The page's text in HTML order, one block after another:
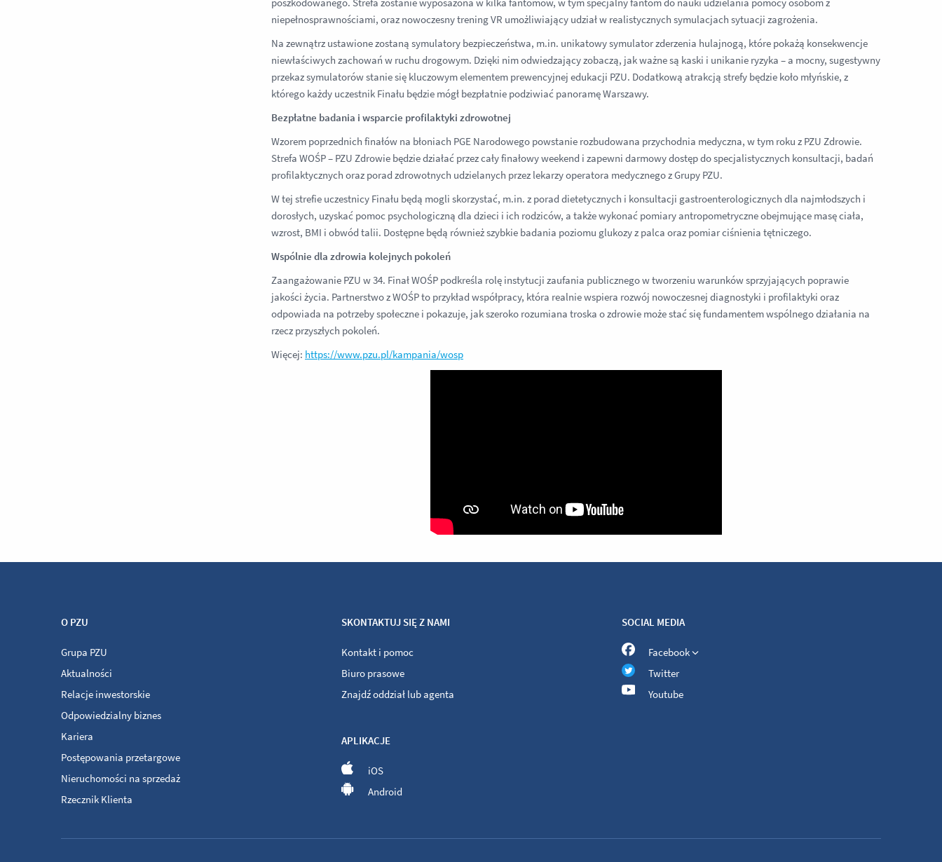
niepełnosprawnościami, oraz nowoczesny trening VR umożliwiający udział w realistycznych symulacjach sytuacji zagrożenia.
Na zewnątrz ustawione zostaną symulatory bezpieczeństwa, m.in. unikatowy symulator zderzenia hulajnogą, które pokażą konsekwencje
niewłaściwych zachowań w ruchu drogowym. Dzięki nim odwiedzający zobaczą, jak ważne są kaski i unikanie ryzyka – a mocny, sugestywny
przekaz symulatorów stanie się kluczowym elementem prewencyjnej edukacji PZU. Dodatkową atrakcją strefy będzie koło młyńskie, z
którego każdy uczestnik Finału będzie mógł bezpłatnie podziwiać panoramę Warszawy.
Bezpłatne badania i wsparcie profilaktyki zdrowotnej
Wzorem poprzednich finałów na błoniach PGE Narodowego powstanie rozbudowana przychodnia medyczna, w tym roku z PZU Zdrowie.
Strefa WOŚP – PZU Zdrowie będzie działać przez cały finałowy weekend i zapewni darmowy dostęp do specjalistycznych konsultacji, badań
profilaktycznych oraz porad zdrowotnych udzielanych przez lekarzy operatora medycznego z Grupy PZU.
W tej strefie uczestnicy Finału będą mogli skorzystać, m.in. z porad dietetycznych i konsultacji gastroenterologicznych dla najmłodszych i
dorosłych, uzyskać pomoc psychologiczną dla dzieci i ich rodziców, a także wykonać pomiary antropometryczne obejmujące masę ciała,
wzrost, BMI i obwód talii. Dostępne będą również szybkie badania poziomu glukozy z palca oraz pomiar ciśnienia tętniczego.
Wspólnie dla zdrowia kolejnych pokoleń
Zaangażowanie PZU w 34. Finał WOŚP podkreśla rolę instytucji zaufania publicznego w tworzeniu warunków sprzyjających poprawie
jakości życia. Partnerstwo z WOŚP to przykład współpracy, która realnie wspiera rozwój nowoczesnej diagnostyki i profilaktyki oraz
odpowiada na potrzeby społeczne i pokazuje, jak szeroko rozumiana troska o zdrowie może stać się fundamentem wspólnego działania na
rzecz przyszłych pokoleń.
Więcej: https://www.pzu.pl/kampania/wosp
O PZU
Grupa PZU
Aktualności
Relacje inwestorskie
Odpowiedzialny biznes
Kariera
Postępowania przetargowe
Nieruchomości na sprzedaż
Rzecznik Klienta
SKONTAKTUJ SIĘ Z NAMI
Kontakt i pomoc
Biuro prasowe
Znajdź oddział lub agenta
APLIKACJE
iOS
Android
SOCIAL MEDIA
Facebook
Twitter
Youtube